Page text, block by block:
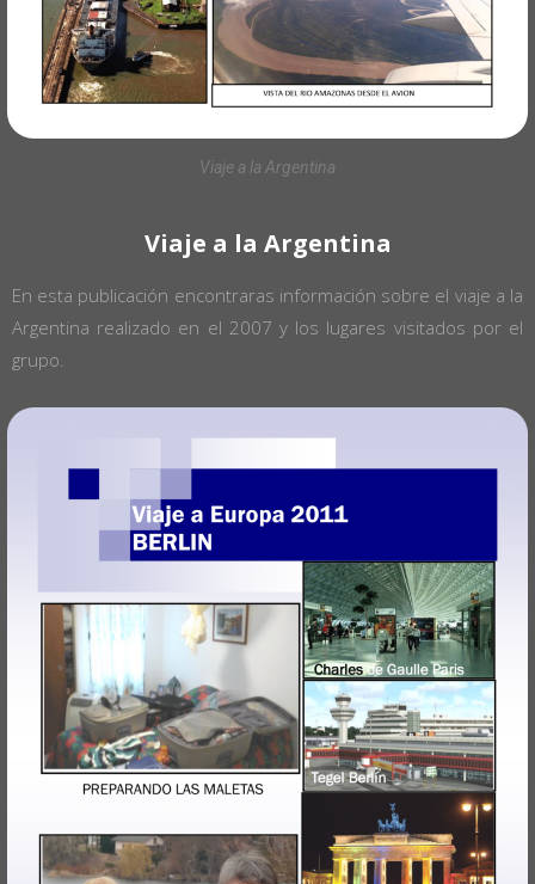
Viaje a la Argentina
Viaje a la Argentina
En esta publicación encontraras información sobre el viaje a la
Argentina realizado en el 2007 y los lugares visitados por el
grupo.